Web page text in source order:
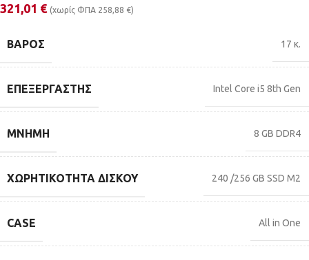
321,01 € (χωρίς ΦΠΑ 258,88 €)
ΒΆΡΟΣ 17 κ.
ΕΠΕΞΕΡΓΑΣΤΉΣ Intel Core i5 8th Gen
ΜΝΉΜΗ 8 GB DDR4
ΧΩΡΗΤΙΚΌΤΗΤΑ ΔΊΣΚΟΥ 240 /256 GB SSD M2
CASE All in One